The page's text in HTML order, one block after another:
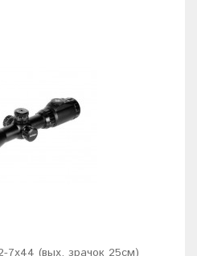
7x44 (вых. зрачок 25см)